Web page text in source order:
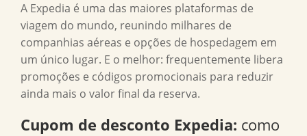
A Expedia é uma das maiores plataformas de
viagem do mundo, reunindo milhares de
companhias aéreas e opções de hospedagem em
um único lugar. E o melhor: frequentemente libera
promoções e códigos promocionais para reduzir
ainda mais o valor final da reserva.
Cupom de desconto Expedia: como